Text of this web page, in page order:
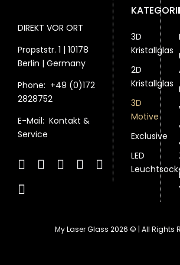
DIREKT VOR ORT
Propststr. 1 | 10178
Berlin | Germany
Phone: +49 (0)172
2828752
E-Mail: Kontakt &
Service
3D
Kristallglas
2D
Kristallglas
3D
Motive
Exclusive
LED
My Laser Glass 2026 © | All Rights